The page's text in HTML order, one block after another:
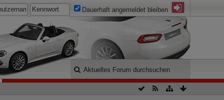
Dauerhaft angemeldet bleiben